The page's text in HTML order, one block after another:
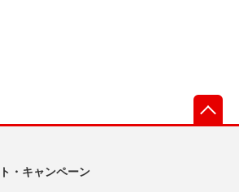
・キャンペーン